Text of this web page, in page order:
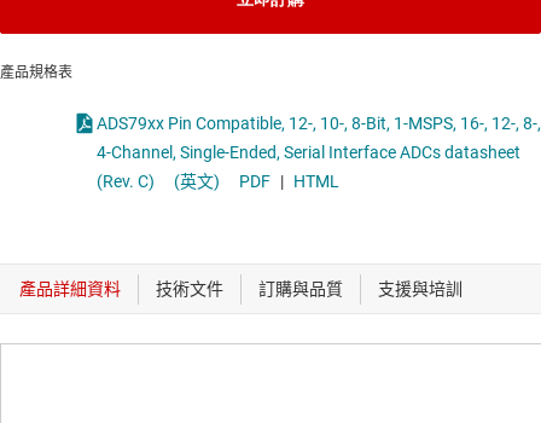
產品規格表
ADS79xx Pin Compatible, 12-, 10-, 8-Bit, 1-MSPS, 16-, 12-, 8-,
4-Channel, Single-Ended, Serial Interface ADCs datasheet
(Rev. C)
(英文) PDF | HTML